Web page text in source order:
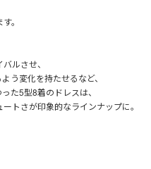
。
ルさせ、
う変化を持たせるなど、
た5型8着のドレスは、
トさが印象的なラインナップに。